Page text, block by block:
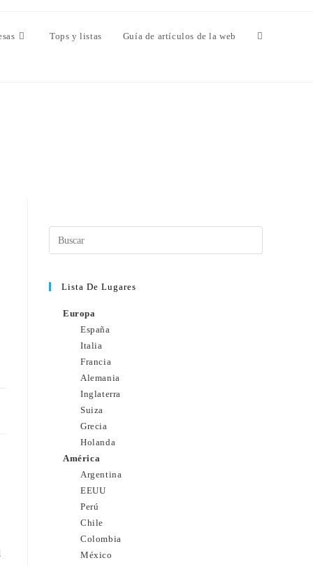
Tops y listas Guía de artículos de la web
Lista De Lugares
Europa
España
Italia
Francia
Alemania
Inglaterra
Suiza
Grecia
Holanda
América
Argentina
EEUU
Perú
Chile
Colombia
México